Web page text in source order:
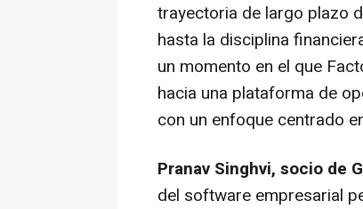
trayectoria de largo plazo
hasta la disciplina
un momento en el que
hacia una plataforma de
con un enfoque centrado
Pranav Singhvi, socio de
del software empresarial